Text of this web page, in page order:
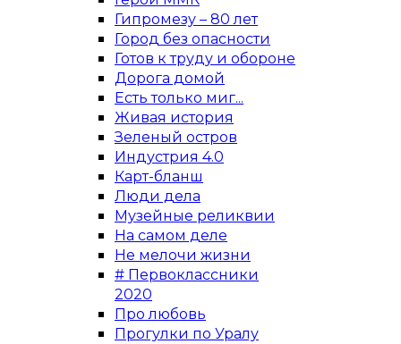
Гипромезу – 80 лет
Город без опасности
Готов к труду и обороне
Дорога домой
Есть только миг...
Живая история
Зеленый остров
Индустрия 4.0
Карт-бланш
Люди дела
Музейные реликвии
На самом деле
Не мелочи жизни
# Первоклассники
2020
Про любовь
Прогулки по Уралу